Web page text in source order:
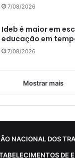
7/08/2026
Ideb é maior em
educação em
7/08/2026
Mostrar mais
NACIONAL DOS
DE